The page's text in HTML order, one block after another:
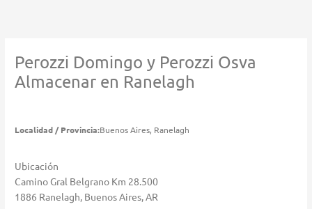
Perozzi Domingo y Perozzi Osva
Almacenar en Ranelagh
Localidad / Provincia:Buenos Aires, Ranelagh
Ubicación
Camino Gral Belgrano Km 28.500
1886 Ranelagh, Buenos Aires, AR